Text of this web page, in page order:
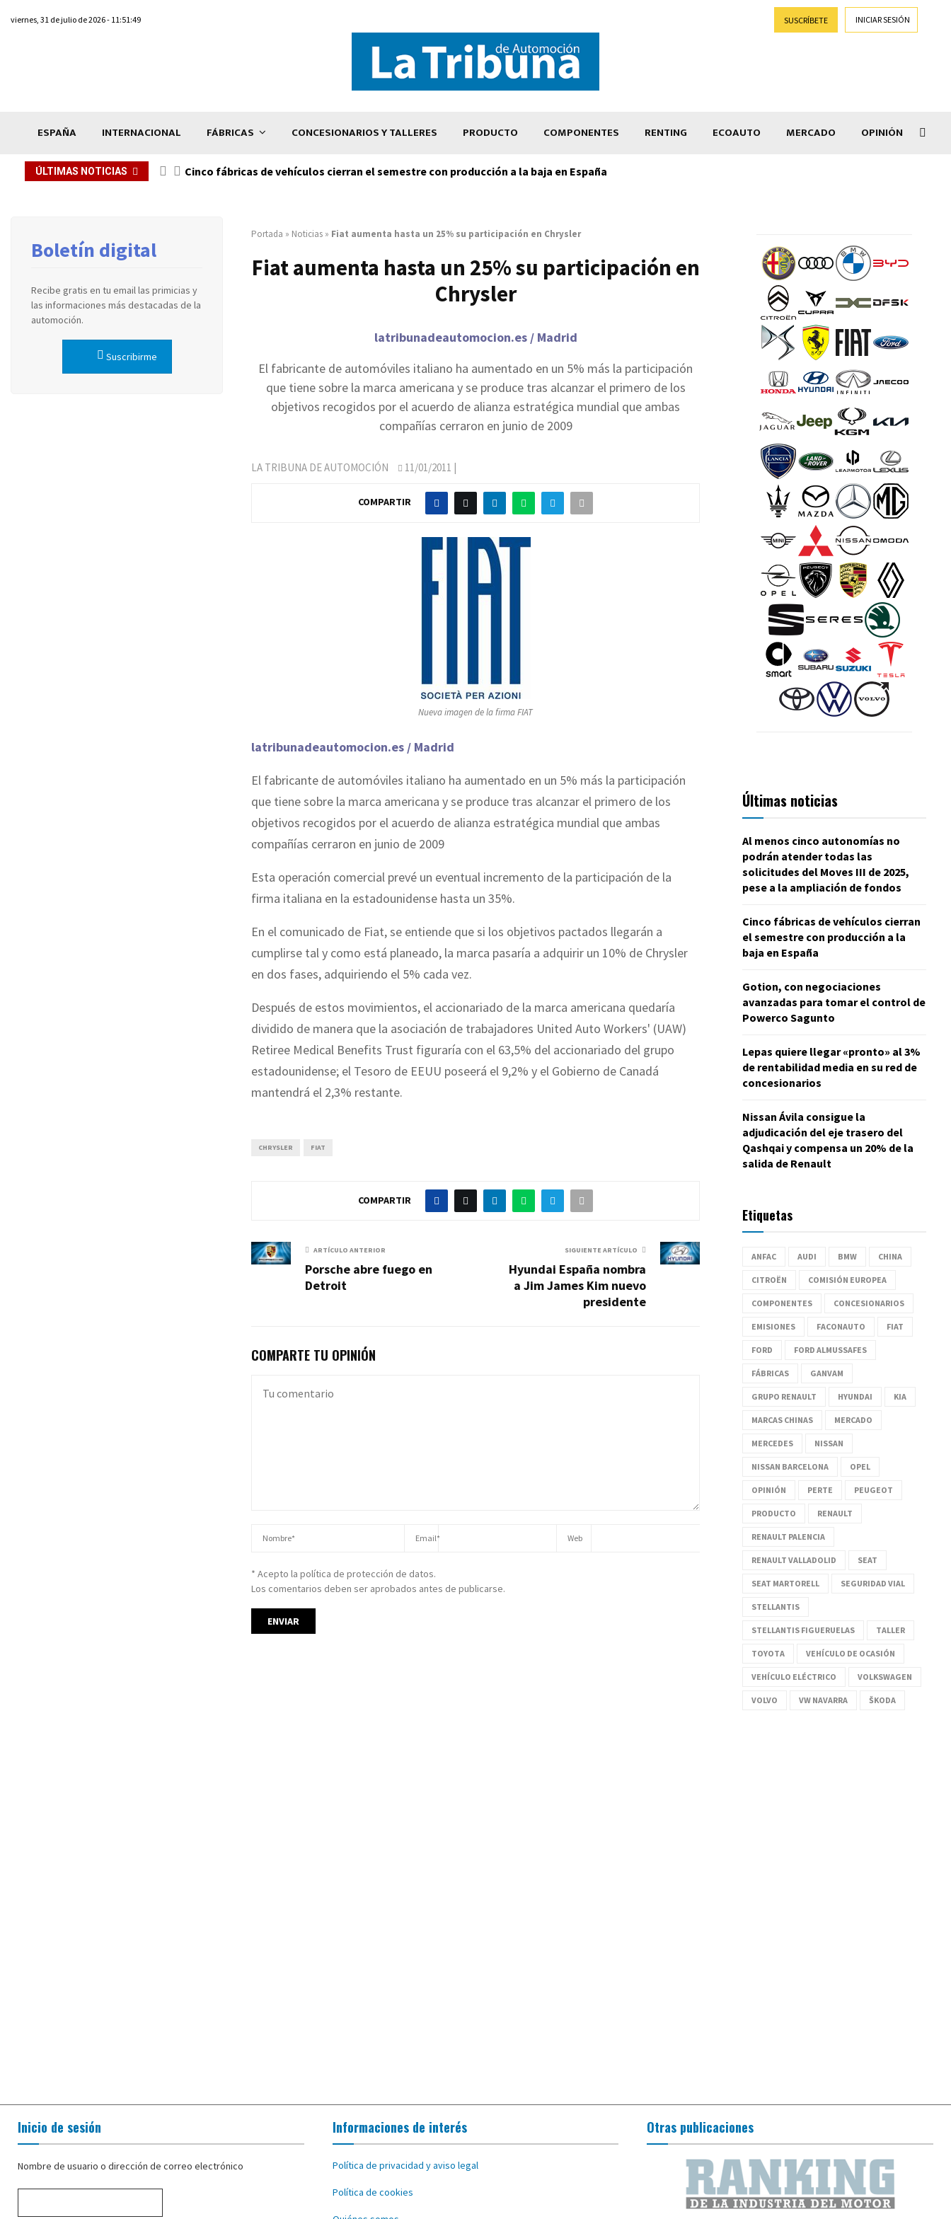
viernes, 31 de julio de 2026 - 11:51:49 SUSCRÍBETE INICIAR SESIÓN
ESPAÑA INTERNACIONAL FÁBRICAS CONCESIONARIOS Y TALLERES PRODUCTO COMPONENTES RENTING ECOAUTO MERCADO OPINIÓN
ÚLTIMAS NOTICIAS Cinco fábricas de vehículos cierran el semestre con producción a la baja en España
Portada » Noticias » Fiat aumenta hasta un 25% su participación en Chrysler
Fiat aumenta hasta un 25% su participación en
Chrysler
latribunadeautomocion.es / Madrid
El fabricante de automóviles italiano ha aumentado en un 5% más la participación
que tiene sobre la marca americana y se produce tras alcanzar el primero de los
objetivos recogidos por el acuerdo de alianza estratégica mundial que ambas
compañías cerraron en junio de 2009
LA TRIBUNA DE AUTOMOCIÓN 11/01/2011 |
COMPARTIR
Nueva imagen de la firma FIAT
latribunadeautomocion.es / Madrid
El fabricante de automóviles italiano ha aumentado en un 5% más la participación
que tiene sobre la marca americana y se produce tras alcanzar el primero de los
objetivos recogidos por el acuerdo de alianza estratégica mundial que ambas
compañías cerraron en junio de 2009
Esta operación comercial prevé un eventual incremento de la participación de la
firma italiana en la estadounidense hasta un 35%.
En el comunicado de Fiat, se entiende que si los objetivos pactados llegarán a
cumplirse tal y como está planeado, la marca pasaría a adquirir un 10% de Chrysler
en dos fases, adquiriendo el 5% cada vez.
Después de estos movimientos, el accionariado de la marca americana quedaría
dividido de manera que la asociación de trabajadores United Auto Workers' (UAW)
Retiree Medical Benefits Trust figuraría con el 63,5% del accionariado del grupo
estadounidense; el Tesoro de EEUU poseerá el 9,2% y el Gobierno de Canadá
mantendrá el 2,3% restante.
CHRYSLER FIAT
COMPARTIR
ARTÍCULO ANTERIOR
Porsche abre fuego en
Detroit
SIGUIENTE ARTÍCULO
Hyundai España nombra
a Jim James Kim nuevo
presidente
COMPARTE TU OPINIÓN
* Acepto la política de protección de datos.
Los comentarios deben ser aprobados antes de publicarse.
Boletín digital
Recibe gratis en tu email las primicias y
las informaciones más destacadas de la
automoción.
Suscribirme
Últimas noticias
Al menos cinco autonomías no
podrán atender todas las
solicitudes del Moves III de 2025,
pese a la ampliación de fondos
Cinco fábricas de vehículos cierran
el semestre con producción a la
baja en España
Gotion, con negociaciones
avanzadas para tomar el control de
Powerco Sagunto
Lepas quiere llegar «pronto» al 3%
de rentabilidad media en su red de
concesionarios
Nissan Ávila consigue la
adjudicación del eje trasero del
Qashqai y compensa un 20% de la
salida de Renault
Etiquetas
ANFAC AUDI BMW CHINA
CITROËN COMISIÓN EUROPEA
COMPONENTES CONCESIONARIOS
EMISIONES FACONAUTO FIAT
FORD FORD ALMUSSAFES
FÁBRICAS GANVAM
GRUPO RENAULT HYUNDAI KIA
MARCAS CHINAS MERCADO
MERCEDES NISSAN
NISSAN BARCELONA OPEL
OPINIÓN PERTE PEUGEOT
PRODUCTO RENAULT
RENAULT PALENCIA
RENAULT VALLADOLID SEAT
SEAT MARTORELL SEGURIDAD VIAL
STELLANTIS
STELLANTIS FIGUERUELAS TALLER
TOYOTA VEHÍCULO DE OCASIÓN
VEHÍCULO ELÉCTRICO VOLKSWAGEN
VOLVO VW NAVARRA ŠKODA
Inicio de sesión
Nombre de usuario o dirección de correo electrónico
Informaciones de interés
Política de privacidad y aviso legal
Política de cookies
Otras publicaciones